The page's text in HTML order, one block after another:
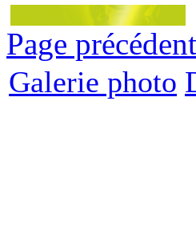
Page
Galerie photo